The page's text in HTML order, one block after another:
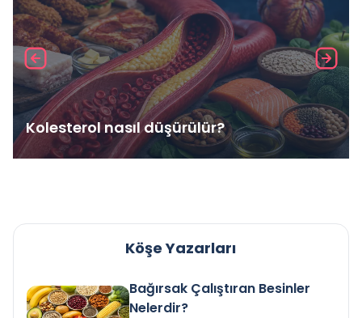
Kolesterol nasıl düşürülür?
Köşe Yazarları
Bağırsak Çalıştıran Besinler
Nelerdir?